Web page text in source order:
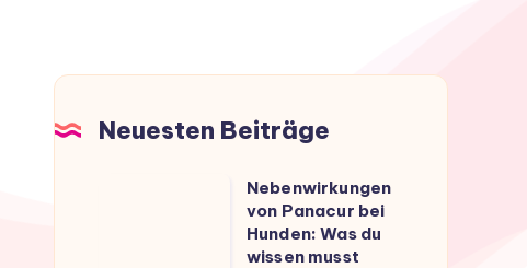
Neuesten Beiträge
Nebenwirkungen
von Panacur bei
Hunden: Was du
wissen musst